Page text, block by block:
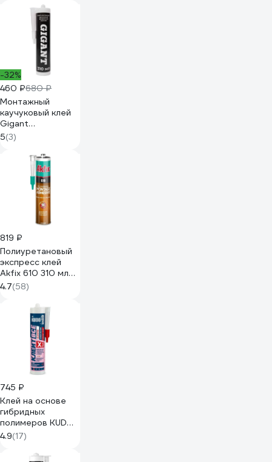
-32%
460 ₽680 ₽
Монтажный
каучуковый клей
Gigant
прозрачный 310
мл GLN-310
5(3)
819 ₽
Полиуретановый
экспресс клей
Akfix 610 310 мл
GA400
4.7(58)
745 ₽
Клей на основе
гибридных
полимеров KUDO
Клеит Все
ELASTIС белый,
280 мл KX-1W
4.9(17)